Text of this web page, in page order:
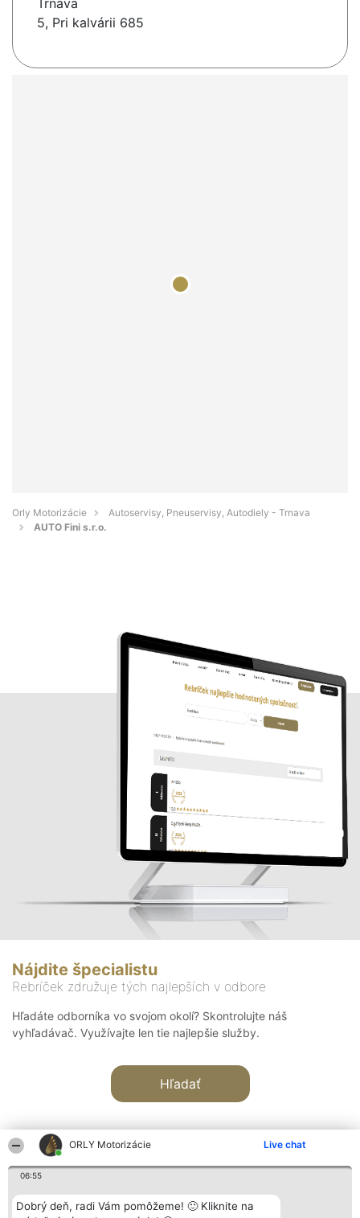
ORLY Motorizácie Live chat
06:55
Dobrý deň, radi Vám pomôžeme! 🙂 Kliknite na
Trnava
5, Pri kalvárii 685
Orly Motorizácie
Autoservisy, Pneuservisy, Autodiely - Trnava
AUTO Fini s.r.o.
Nájdite špecialistu
Rebríček združuje tých najlepších v odbore
Hľadáte odborníka vo svojom okolí? Skontrolujte náš
vyhľadávač. Využívajte len tie najlepšie služby.
Hľadať
Organizátor hodnotenia
Bright Side Solutions sp. z o.
Hodnotenie
Laureáti
Kontakt
Kontakt